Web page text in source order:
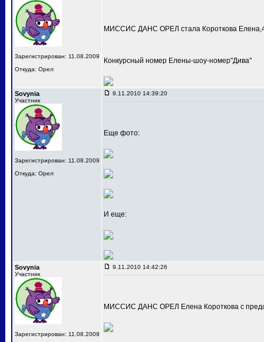
Зарегистрирован: 11.08.2009
Откуда: Орел
МИССИС ДАНС ОРЕЛ стала Короткова
Конкурсный номер Елены-шоу-номер"Дива"
Sovynia
Участник
Зарегистрирован: 11.08.2009
Откуда: Орел
9.11.2010 14:39:20
Еще фото:
И еще:
Sovynia
Участник
Зарегистрирован: 11.08.2009
9.11.2010 14:42:26
МИССИС ДАНС ОРЕЛ Елена Короткова с